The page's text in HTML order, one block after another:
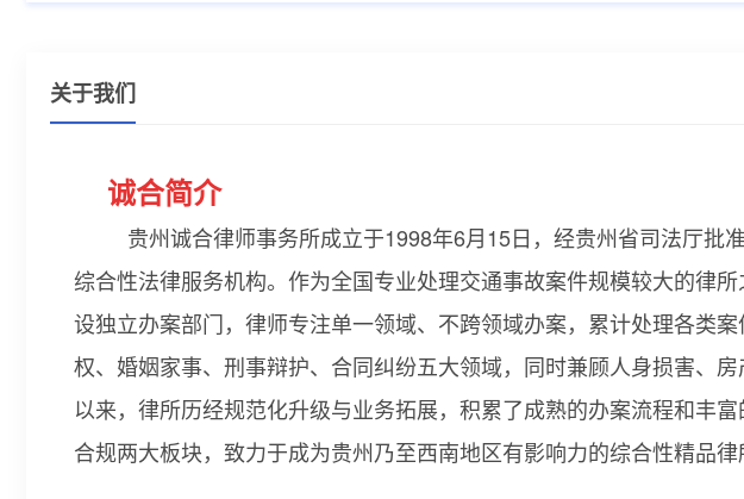
关于我们
诚合简介
贵州诚合律师事务所成立于1998年6月15日，经贵州省司法厅批
综合性法律服务机构。作为全国专业处理交通事故案件规模较大的律
设独立办案部门，律师专注单一领域、不跨领域办案，累计处理各类
权、婚姻家事、刑事辩护、合同纠纷五大领域，同时兼顾人身损害、
以来，律所历经规范化升级与业务拓展，积累了成熟的办案流程和丰
合规两大板块，致力于成为贵州乃至西南地区有影响力的综合性精品律